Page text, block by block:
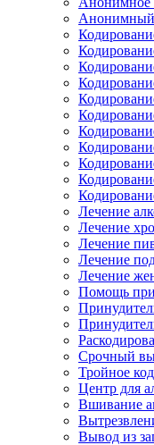
Анонимный
Лечение
Лечение
Лечение
Лечение
Лечение
Помощь при
Срочный
Тройное
Центр для
Вшивание
Вывод из